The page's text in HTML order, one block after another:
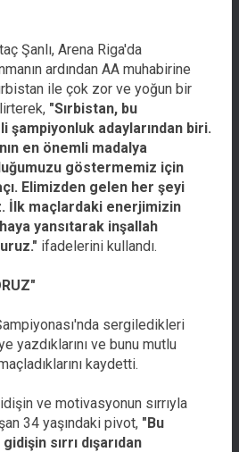
Şanlı, Arena Riga'da
ardından AA muhabirine
ile çok zor ve yoğun bir
"Sırbistan, bu
şampiyonluk adaylarından biri.
en önemli madalya
göstermemiz için
Elimizden gelen her şeyi
İlk maçlardaki enerjimizin
yansıtarak inşallah
ifadelerini kullandı.
sergiledikleri
yazdıklarını ve bunu mutlu
kaydetti.
ve motivasyonun sırrıyla
34 yaşındaki pivot, "Bu
sırrı dışarıdan